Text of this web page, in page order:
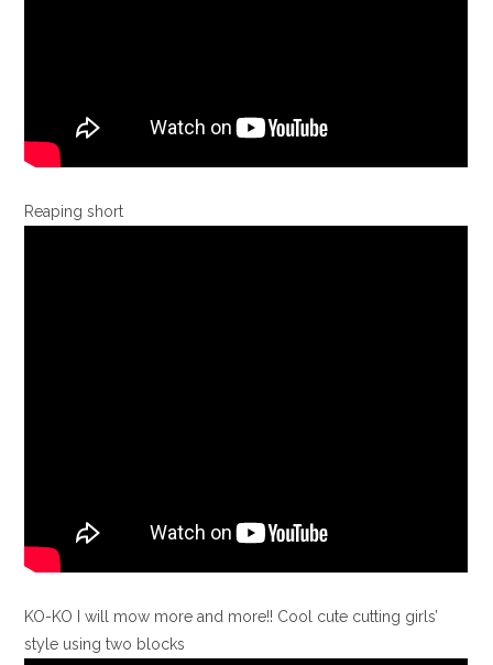
Reaping short
KO-KO I will mow more and more!! Cool cute cutting girls’
style using two blocks